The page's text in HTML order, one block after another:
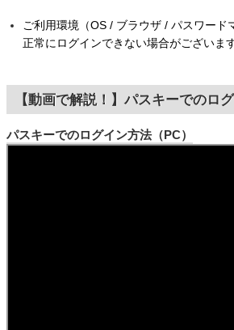
ご利用環境（OS / ブラウザ / パスワード
正常にログインできない場合がございます
【動画で解説！】パスキーでのロ
パスキーでのログイン方法（PC）